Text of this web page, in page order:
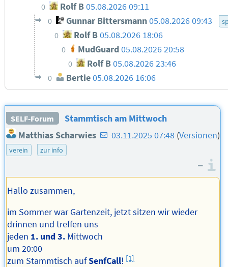
0 Rolf B 05.08.2026 09:11
0 Gunnar Bittersmann05.08.2026 09:43
0 Rolf B05.08.2026 18:06
0 MudGuard 05.08.2026 20:58
0 Rolf B05.08.2026 23:46
0 Bertie05.08.2026 16:06
SELF-Forum
Stammtisch am Mittwoch
Matthias Scharwies E-
des
03.11.2025 07:48 (Versionen)
verein zur info
–
Hallo zusammen,
im Sommer war Gartenzeit, jetzt sitzen wir wieder
drinnen und treffen uns
jeden 1. und 3. Mittwoch
um 20:00
zum Stammtisch aufSenfCall! [1]